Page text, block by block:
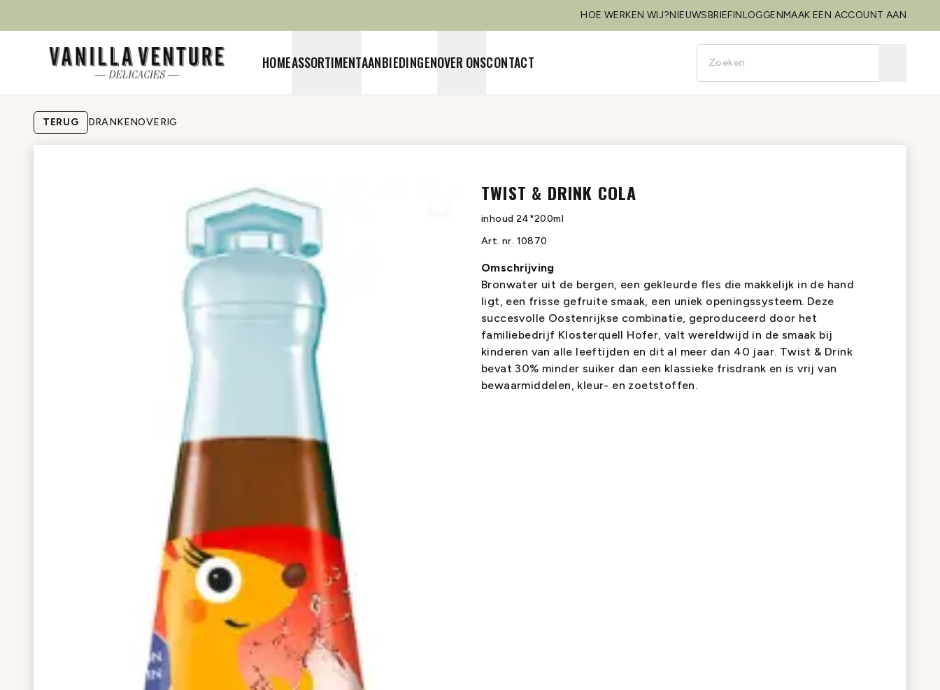
HOE WERKEN WIJ?NIEUWSBRIEFINLOGGENMAAK EEN ACCOUNT AAN
HOMEASSORTIMENTAANBIEDINGENOVER ONSCONTACT
TERUG DRANKENOVERIG
TWIST & DRINK COLA
inhoud 24*200ml
Art. nr. 10870
Omschrijving
Bronwater uit de bergen, een gekleurde fles die makkelijk in de hand
ligt, een frisse gefruite smaak, een uniek openingssysteem. Deze
succesvolle Oostenrijkse combinatie, geproduceerd door het
familiebedrijf Klosterquell Hofer, valt wereldwijd in de smaak bij
kinderen van alle leeftijden en dit al meer dan 40 jaar. Twist & Drink
bevat 30% minder suiker dan een klassieke frisdrank en is vrij van
bewaarmiddelen, kleur- en zoetstoffen.